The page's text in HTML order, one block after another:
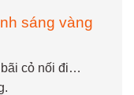
sáng vàng
cỏ nối đi…